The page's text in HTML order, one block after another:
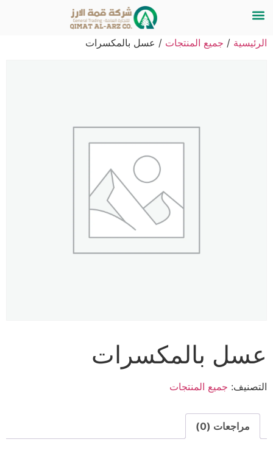
الرئيسية / جميع المنتجات / عسل بالمكسرات
عسل بالمكسرات
التصنيف: جميع المنتجات
مراجعات (0)